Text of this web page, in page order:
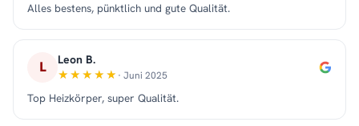
Alles bestens, pünktlich und gute Qualität.
L Leon B.
· Juni 2025
Top Heizkörper, super Qualität.